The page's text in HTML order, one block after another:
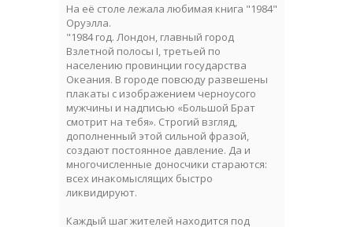
На её столе лежала любимая книга "1984"
Оруэлла.
"1984 год. Лондон, главный город
Взлетной полосы I, третьей по
населению провинции государства
Океания. В городе повсюду развешены
плакаты с изображением черноусого
мужчины и надписью «Большой Брат
смотрит на тебя». Строгий взгляд,
дополненный этой сильной фразой,
создают постоянное давление. Да и
многочисленные доносчики стараются:
всех инакомыслящих быстро
ликвидируют.
Каждый шаг жителей находится под